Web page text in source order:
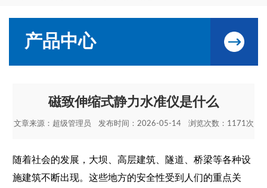
产品中心
磁致伸缩式静力水准仪是什么
文章来源： 超级管理员 发布时间：2026-05-14 浏览次数：1171次
随着社会的发展，大坝、高层建筑、隧道、桥梁等各种设
施建筑不断出现。这些地方的安全性受到人们的重点关